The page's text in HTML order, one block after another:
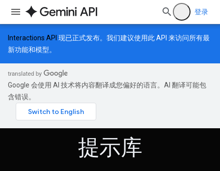
登录
Interactions API 现已正式发布。我们建议使用此 API 来访问所有最
新功能和模型。
Google 会使用 AI 技术将内容翻译成您偏好的语言。AI 翻译可能包
含错误。
提示库